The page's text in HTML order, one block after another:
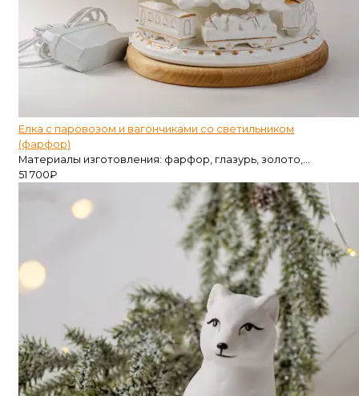
Елка с паровозом и вагончиками со светильником
(фарфор)
Материалы изготовления: фарфор, глазурь, золото,...
51 700₽